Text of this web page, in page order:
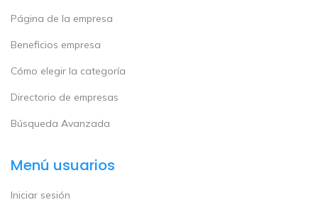
Página de la empresa
Beneficios empresa
Cómo elegir la categoría
Directorio de empresas
Búsqueda Avanzada
Menú usuarios
Iniciar sesión